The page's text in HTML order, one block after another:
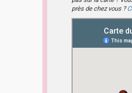
près de chez vous ?